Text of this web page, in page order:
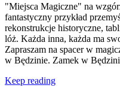
"Miejsca Magiczne" na
fantastyczny przykład
rekonstrukcje historyczne,
lóż. Każda inna, każda ma
Zapraszam na spacer w
w Będzinie. Zamek w
Keep reading